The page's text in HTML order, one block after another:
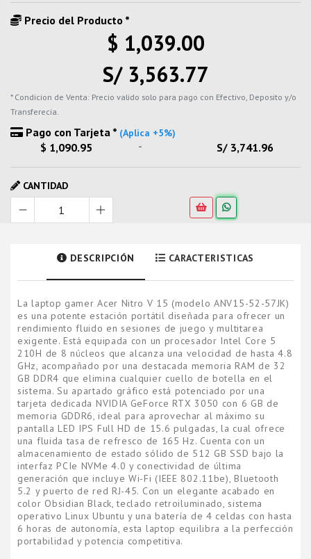
Precio del Producto *
$ 1,039.00
S/ 3,563.77
* Condicion de Venta: Precio valido solo para pago con Efectivo, Deposito y/o
Transferecia.
Pago con Tarjeta * (Aplica +5%)
$ 1,090.95 - S/ 3,741.96
CANTIDAD
DESCRIPCIÓN CARACTERISTICAS
La laptop gamer Acer Nitro V 15 (modelo ANV15-52-57JK)
es una potente estación portátil diseñada para ofrecer un
rendimiento fluido en sesiones de juego y multitarea
exigente. Está equipada con un procesador Intel Core 5
210H de 8 núcleos que alcanza una velocidad de hasta 4.8
GHz, acompañado por una destacada memoria RAM de 32
GB DDR4 que elimina cualquier cuello de botella en el
sistema. Su apartado gráfico está potenciado por una
tarjeta dedicada NVIDIA GeForce RTX 3050 con 6 GB de
memoria GDDR6, ideal para aprovechar al máximo su
pantalla LED IPS Full HD de 15.6 pulgadas, la cual ofrece
una fluida tasa de refresco de 165 Hz. Cuenta con un
almacenamiento de estado sólido de 512 GB SSD bajo la
interfaz PCIe NVMe 4.0 y conectividad de última
generación que incluye Wi-Fi (IEEE 802.11be), Bluetooth
5.2 y puerto de red RJ-45. Con un elegante acabado en
color Obsidian Black, teclado retroiluminado, sistema
operativo Linux Ubuntu y una batería de 4 celdas con hasta
6 horas de autonomía, esta laptop equilibra a la perfección
portabilidad y potencia competitiva.